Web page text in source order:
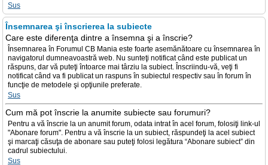
Sus
Însemnarea şi înscrierea la subiecte
Care este diferenţa dintre a însemna şi a înscrie?
Însemnarea în Forumul CB Mania este foarte asemănătoare cu însemnarea în
navigatorul dumneavoastră web. Nu sunteţi notificat când este publicat un
răspuns, dar vă puteţi întoarce mai târziu la subiect. Înscriindu-vă, veţi fi
notificat când va fi publicat un raspuns în subiectul respectiv sau în forum în
funcţie de metodele şi opţiunile preferate.
Sus
Cum mă pot înscrie la anumite subiecte sau forumuri?
Pentru a vă înscrie la un anumit forum, odata intrat în acel forum, folosiţi link-ul
"Abonare forum". Pentru a vă înscrie la un subiect, răspundeţi la acel subiect
şi marcaţi căsuţa de abonare sau puteţi folosi legătura “Abonare subiect” din
cadrul subiectului.
Sus